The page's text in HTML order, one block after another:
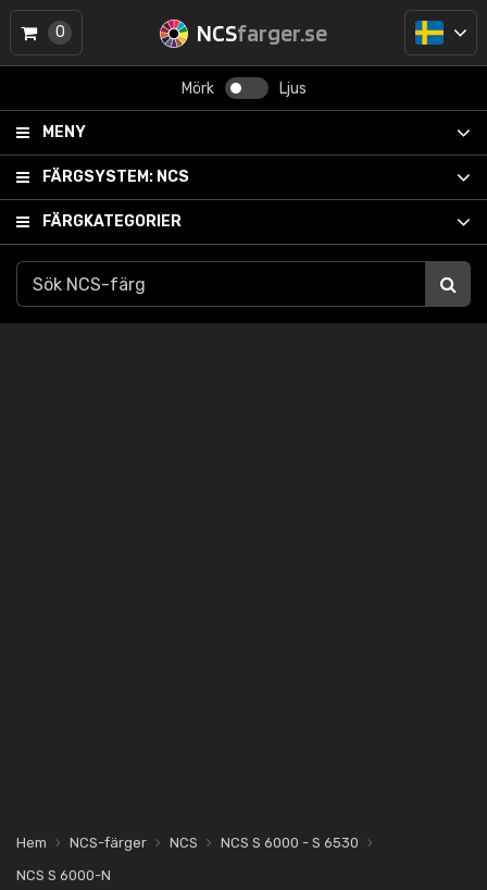
NCSfarger.se
Mörk Ljus
MENY
FÄRGSYSTEM: NCS
FÄRGKATEGORIER
0
Hem NCS-färger NCS
NCS S 6000 - S 6530
NCS S 6000-N